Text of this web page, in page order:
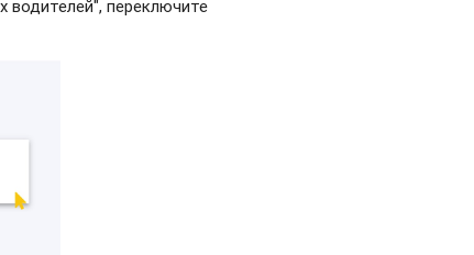
водителей", переключите